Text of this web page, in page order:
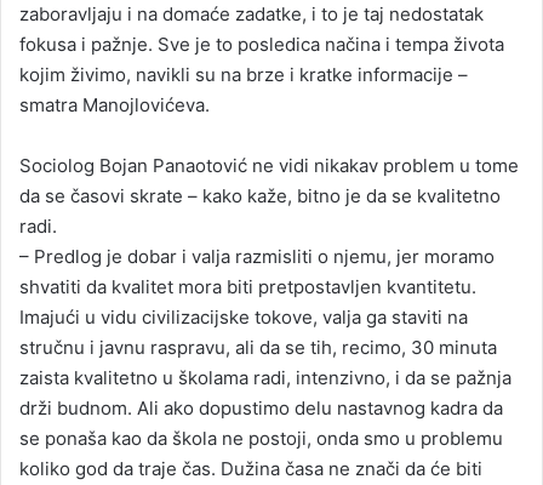
zaboravljaju i na domaće zadatke, i to je taj nedostatak
fokusa i pažnje. Sve je to posledica načina i tempa života
kojim živimo, navikli su na brze i kratke informacije –
smatra Manojlovićeva.
Sociolog Bojan Panaotović ne vidi nikakav problem u tome
da se časovi skrate – kako kaže, bitno je da se kvalitetno
radi.
– Predlog je dobar i valja razmisliti o njemu, jer moramo
shvatiti da kvalitet mora biti pretpostavljen kvantitetu.
Imajući u vidu civilizacijske tokove, valja ga staviti na
stručnu i javnu raspravu, ali da se tih, recimo, 30 minuta
zaista kvalitetno u školama radi, intenzivno, i da se pažnja
drži budnom. Ali ako dopustimo delu nastavnog kadra da
se ponaša kao da škola ne postoji, onda smo u problemu
koliko god da traje čas. Dužina časa ne znači da će biti